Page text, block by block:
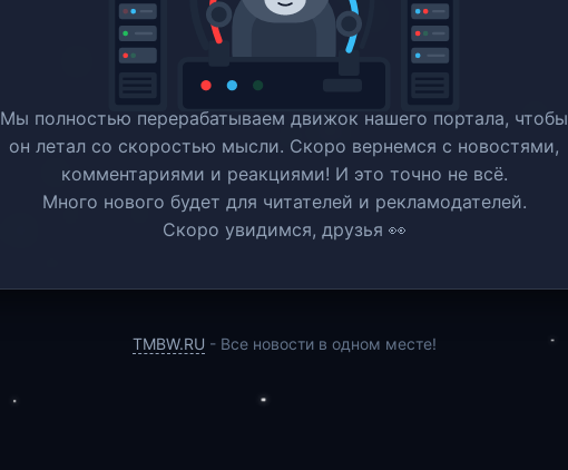
Мы полностью перерабатываем движок нашего портала, чтобы
он летал со скоростью мысли. Скоро вернемся c новостями,
комментариями и реакциями! И это точно не всё.
Много нового будет для читателей и рекламодателей.
Скоро увидимся, друзья 👀
TMBW.RU - Все новости в одном месте!